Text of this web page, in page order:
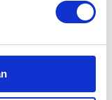
324ce Next
Builder's